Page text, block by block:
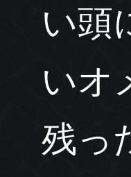
い頭
いオ
残っ